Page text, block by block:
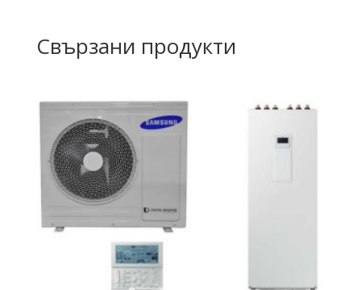
Свързани продукти